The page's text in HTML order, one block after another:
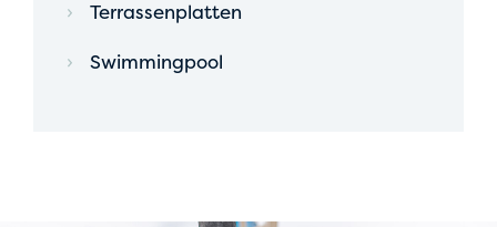
Terrassenplatten
Swimmingpool